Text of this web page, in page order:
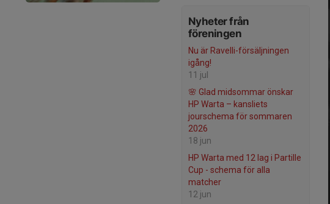
Nyheter från
föreningen
Nu är Ravelli-försäljningen
igång!
11 jul
🌸 Glad midsommar önskar
HP Warta – kansliets
jourschema för sommaren
2026
18 jun
HP Warta med 12 lag i Partille
Cup - schema för alla
matcher
12 jun